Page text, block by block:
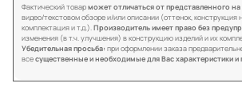
Фактический товарможет отличаться от представленного
видео/текстовом обзоре и/или описании (оттенок, конструкция
комплектация и т.д.).Производитель имеет право без
изменения (в т.ч. улучшения) в конструкцию изделий и их
Убедительная просьба: при оформлении заказа
всесущественные и необходимые для Вас характеристики